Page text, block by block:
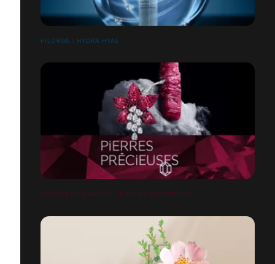
FILORGA | HYDRA HYAL
VAN CLEEF & ARPELS | PIERRES PRÉCIEUSES